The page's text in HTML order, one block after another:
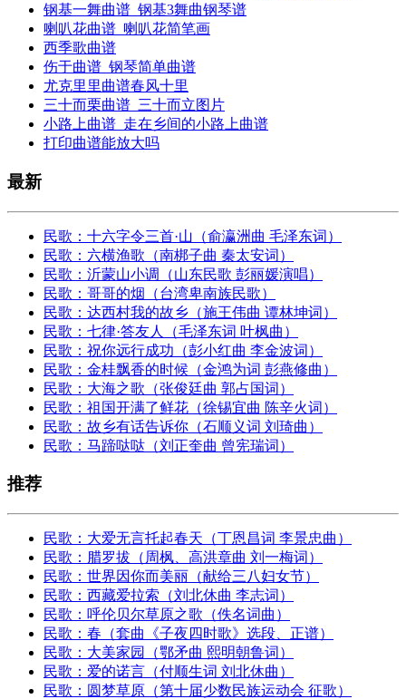
钢基一舞曲谱_钢基3舞曲钢琴谱
喇叭花曲谱_喇叭花简笔画
西季歌曲谱
伤于曲谱_钢琴简单曲谱
尤克里里曲谱春风十里
三十而栗曲谱_三十而立图片
小路上曲谱_走在乡间的小路上曲谱
打印曲谱能放大吗
最新
民歌：十六字令三首·山（俞瀛洲曲 毛泽东词）
民歌：六横渔歌（南梆子曲 秦太安词）
民歌：沂蒙山小调（山东民歌 彭丽媛演唱）
民歌：哥哥的烟（台湾卑南族民歌）
民歌：达西村我的故乡（施王伟曲 谭林坤词）
民歌：七律·答友人（毛泽东词 叶枫曲）
民歌：祝你远行成功（彭小红曲 李金波词）
民歌：金桂飘香的时候（金鸿为词 彭燕修曲）
民歌：大海之歌（张俊廷曲 郭占国词）
民歌：祖国开满了鲜花（徐锡宜曲 陈辛火词）
民歌：故乡有话告诉你（石顺义词 刘琦曲）
民歌：马蹄哒哒（刘正奎曲 曾宪瑞词）
推荐
民歌：大爱无言托起春天（丁恩昌词 李景忠曲）
民歌：腊罗拔（周枫、高洪章曲 刘一梅词）
民歌：世界因你而美丽（献给三八妇女节）
民歌：西藏爱拉索（刘北休曲 李志词）
民歌：呼伦贝尔草原之歌（佚名词曲）
民歌：春（套曲《子夜四时歌》选段、正谱）
民歌：大美家园（鄂矛曲 熙明朝鲁词）
民歌：爱的诺言（付顺生词 刘北休曲）
民歌：圆梦草原（第十届少数民族运动会 征歌）